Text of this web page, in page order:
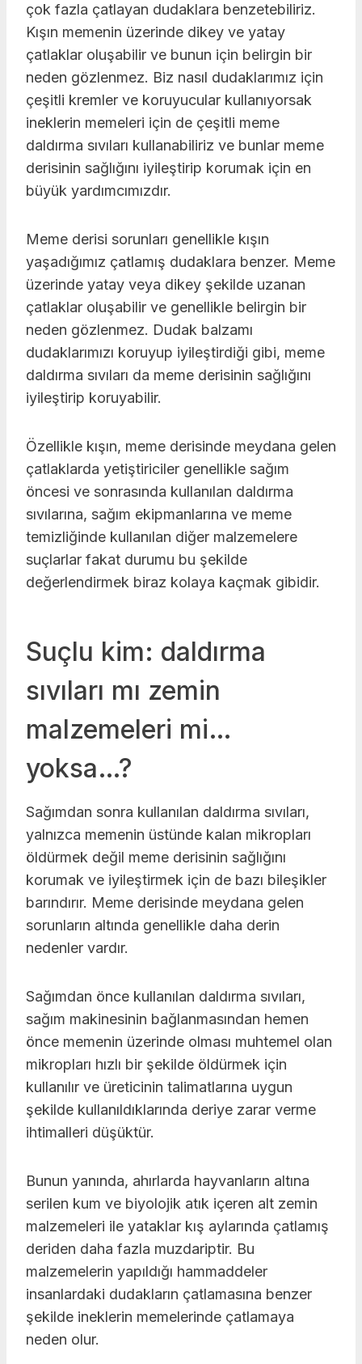
çok fazla çatlayan dudaklara benzetebiliriz.
Kışın memenin üzerinde dikey ve yatay
çatlaklar oluşabilir ve bunun için belirgin bir
neden gözlenmez. Biz nasıl dudaklarımız için
çeşitli kremler ve koruyucular kullanıyorsak
ineklerin memeleri için de çeşitli meme
daldırma sıvıları kullanabiliriz ve bunlar meme
derisinin sağlığını iyileştirip korumak için en
büyük yardımcımızdır.
Meme derisi sorunları genellikle kışın
yaşadığımız çatlamış dudaklara benzer. Meme
üzerinde yatay veya dikey şekilde uzanan
çatlaklar oluşabilir ve genellikle belirgin bir
neden gözlenmez. Dudak balzamı
dudaklarımızı koruyup iyileştirdiği gibi, meme
daldırma sıvıları da meme derisinin sağlığını
iyileştirip koruyabilir.
Özellikle kışın, meme derisinde meydana gelen
çatlaklarda yetiştiriciler genellikle sağım
öncesi ve sonrasında kullanılan daldırma
sıvılarına, sağım ekipmanlarına ve meme
temizliğinde kullanılan diğer malzemelere
suçlarlar fakat durumu bu şekilde
değerlendirmek biraz kolaya kaçmak gibidir.
Suçlu kim: daldırma
sıvıları mı zemin
malzemeleri mi…
yoksa…?
Sağımdan sonra kullanılan daldırma sıvıları,
yalnızca memenin üstünde kalan mikropları
öldürmek değil meme derisinin sağlığını
korumak ve iyileştirmek için de bazı bileşikler
barındırır. Meme derisinde meydana gelen
sorunların altında genellikle daha derin
nedenler vardır.
Sağımdan önce kullanılan daldırma sıvıları,
sağım makinesinin bağlanmasından hemen
önce memenin üzerinde olması muhtemel olan
mikropları hızlı bir şekilde öldürmek için
kullanılır ve üreticinin talimatlarına uygun
şekilde kullanıldıklarında deriye zarar verme
ihtimalleri düşüktür.
Bunun yanında, ahırlarda hayvanların altına
serilen kum ve biyolojik atık içeren alt zemin
malzemeleri ile yataklar kış aylarında çatlamış
deriden daha fazla muzdariptir. Bu
malzemelerin yapıldığı hammaddeler
insanlardaki dudakların çatlamasına benzer
şekilde ineklerin memelerinde çatlamaya
neden olur.